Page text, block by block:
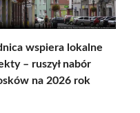
wspiera lokalne
– ruszył nabór
na 2026 rok